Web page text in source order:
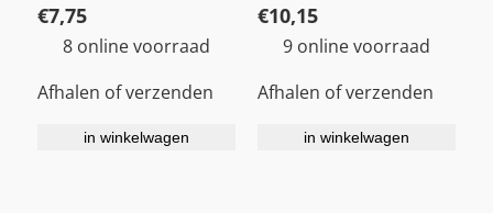
€7,75
8 online voorraad
Afhalen of verzenden
in winkelwagen
€10,15
9 online voorraad
Afhalen of verzenden
in winkelwagen